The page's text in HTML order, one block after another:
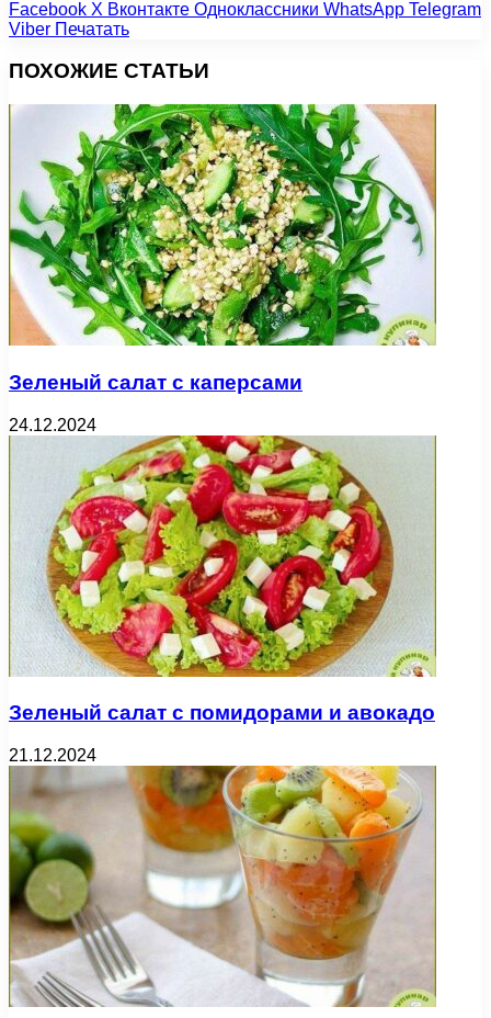
Facebook X Вконтакте Одноклассники WhatsApp Telegram
Viber Печатать
ПОХОЖИЕ СТАТЬИ
Зеленый салат с каперсами
24.12.2024
Зеленый салат с помидорами и авокадо
21.12.2024